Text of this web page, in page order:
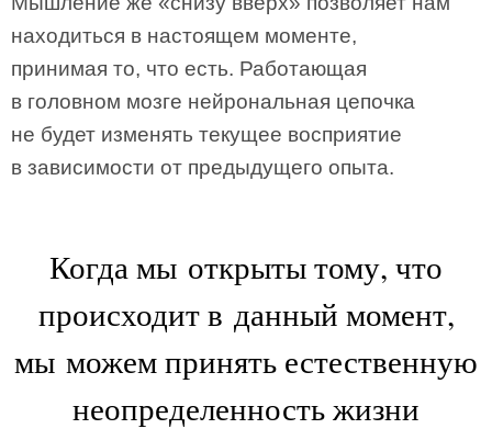
находиться в настоящем моменте,
принимая то, что есть. Работающая
в головном мозге нейрональная цепочка
не будет изменять текущее восприятие
в зависимости от предыдущего опыта.
Когда мы открыты тому, что
происходит в данный момент,
мы можем принять естественную
неопределенность жизни